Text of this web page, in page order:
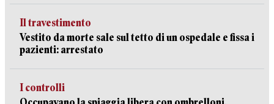
Il travestimento
Vestito da morte sale sul tetto di un ospedale e fissa i
pazienti: arrestato
I controlli